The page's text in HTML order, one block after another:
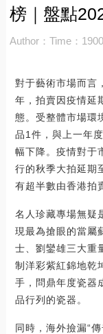
榜｜盤點
Author： Time：
對于藝術市場而言
年，拍賣因疫情延
態。受整體市場環
品1件，與上一年
幅下降。疫情對于
行的秋季大拍延期
有超半數由香港拍
名人珍藏專場無疑
現最為搶眼的當屬
士、劉鑾雄三大重
制洋彩紫紅錦地乾
手，問鼎年度瓷器
品行列的瓷器。
同時，海外撿漏“